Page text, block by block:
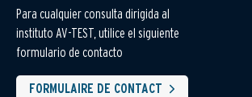
Para cualquier consulta dirigida al
instituto AV-TEST, utilice el siguiente
formulario de contacto
FORMULAIRE DE CONTACT